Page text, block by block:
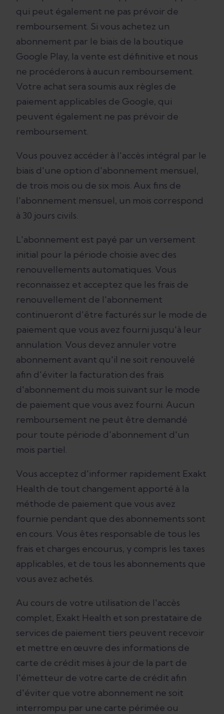
qui peut également ne pas prévoir de
remboursement. Si vous achetez un
abonnement par le biais de la boutique
Google Play, la vente est définitive et nous
ne procéderons à aucun remboursement.
Votre achat sera soumis aux règles de
paiement applicables de Google, qui
peuvent également ne pas prévoir de
remboursement.
Vous pouvez accéder à l'accès intégral par le
biais d'une option d'abonnement mensuel,
de trois mois ou de six mois. Aux fins de
l'abonnement mensuel, un mois correspond
à 30 jours civils.
L'abonnement est payé par un versement
initial pour la période choisie avec des
renouvellements automatiques. Vous
reconnaissez et acceptez que les frais de
renouvellement de l'abonnement
continueront d'être facturés sur le mode de
paiement que vous avez fourni jusqu'à leur
annulation. Vous devez annuler votre
abonnement avant qu'il ne soit renouvelé
afin d'éviter la facturation des frais
d'abonnement du mois suivant sur le mode
de paiement que vous avez fourni. Aucun
remboursement ne peut être demandé
pour toute période d'abonnement d'un
mois partiel.
Vous acceptez d'informer rapidement Exakt
Health de tout changement apporté à la
méthode de paiement que vous avez
fournie pendant que des abonnements sont
en cours. Vous êtes responsable de tous les
frais et charges encourus, y compris les taxes
applicables, et de tous les abonnements que
vous avez achetés.
Au cours de votre utilisation de l'accès
complet, Exakt Health et son prestataire de
services de paiement tiers peuvent recevoir
et mettre en œuvre des informations de
carte de crédit mises à jour de la part de
l'émetteur de votre carte de crédit afin
d'éviter que votre abonnement ne soit
interrompu par une carte périmée ou